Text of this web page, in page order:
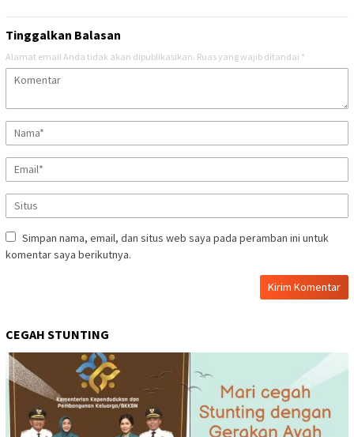
Tinggalkan Balasan
Alamat email Anda tidak akan dipublikasikan. Ruas yang wajib ditandai *
Simpan nama, email, dan situs web saya pada peramban ini untuk
komentar saya berikutnya.
CEGAH STUNTING